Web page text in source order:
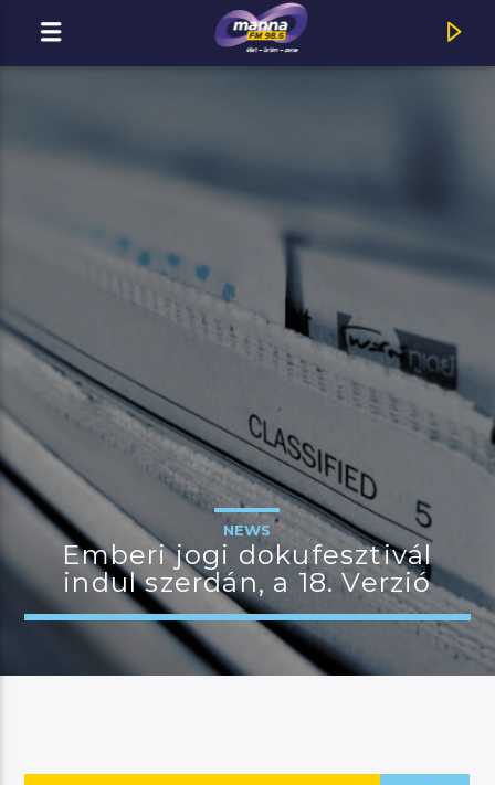
MOST ADÁSBAN
MannaFM
Jumping Matt & His Combo : The music in me
JELENLEGI MŰSOR
BUDAPEST UPDATE
23:00
NEWS
Emberi jogi dokufesztivál
indul szerdán, a 18. Verzió